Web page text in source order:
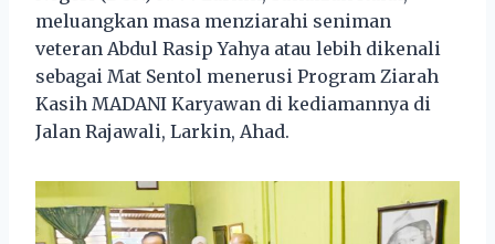
meluangkan masa menziarahi seniman
veteran Abdul Rasip Yahya atau lebih dikenali
sebagai Mat Sentol menerusi Program Ziarah
Kasih MADANI Karyawan di kediamannya di
Jalan Rajawali, Larkin, Ahad.